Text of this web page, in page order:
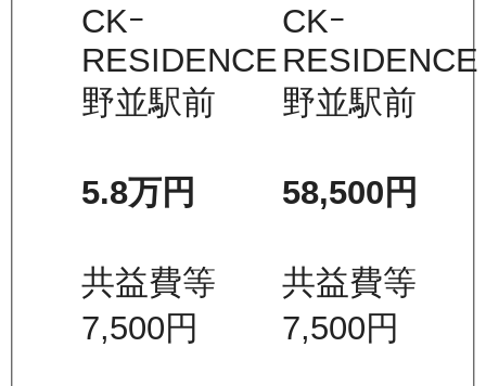
CKｰ
RESIDENCE
野並駅前
5.8万円
共益費等
7,500円
CKｰ
RESIDENCE
野並駅前
58,500 円
共益費等
7,500円